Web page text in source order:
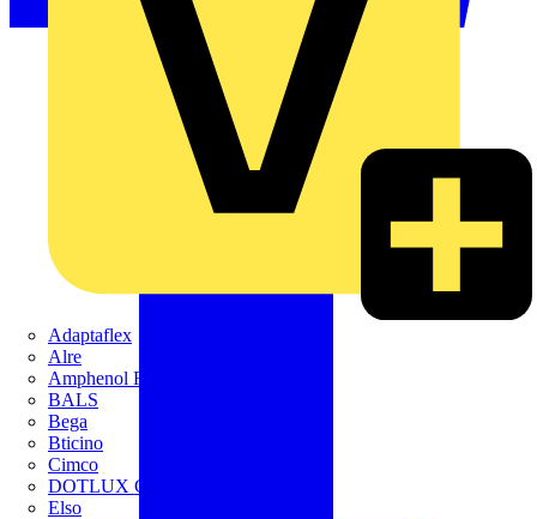
Adaptaflex
Alre
Amphenol FTG
BALS
Bega
Bticino
Cimco
DOTLUX GmbH
Elso